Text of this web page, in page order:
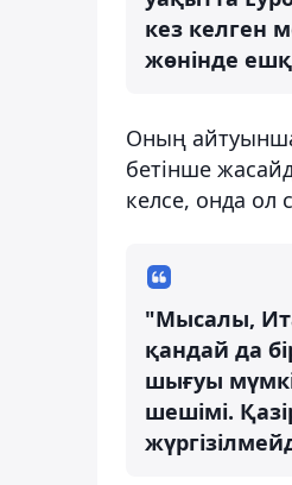
кез келген
жөнінде
Оның
бетінше
келсе, онда ол
"Мысалы,
қандай да
шығуы
шешімі.